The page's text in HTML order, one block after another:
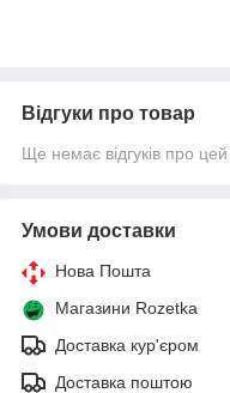
Відгуки про товар
Ще немає відгуків про
Умови доставки
Нова Пошта
Магазини Rozetka
Доставка кур'єром
Доставка поштою